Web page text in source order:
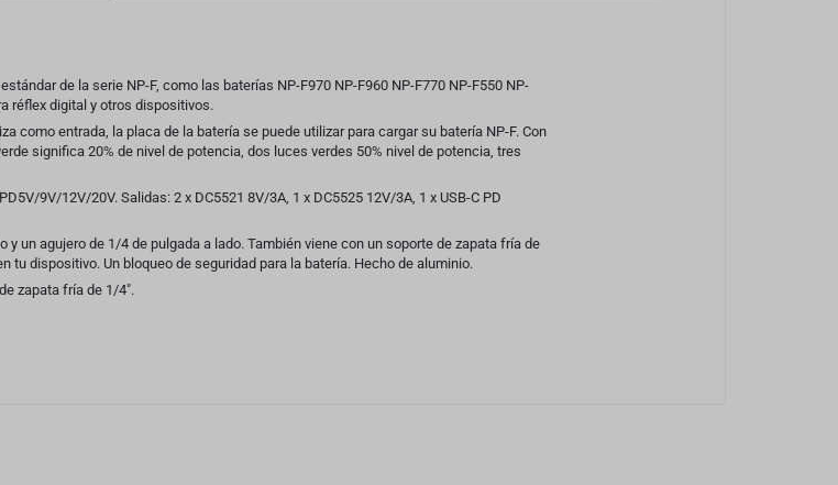
de la serie NP-F, como las baterías NP-F970 NP-F960 NP-F770 NP-F550 NP-
réflex digital y otros dispositivos.
como entrada, la placa de la batería se puede utilizar para cargar su batería NP-F. Con
significa 20% de nivel de potencia, dos luces verdes 50% nivel de potencia, tres
9V/12V/20V. Salidas: 2 x DC5521 8V/3A, 1 x DC5525 12V/3A, 1 x USB-C PD
un agujero de 1/4 de pulgada a lado. También viene con un soporte de zapata fría de
tu dispositivo. Un bloqueo de seguridad para la batería. Hecho de aluminio.
zapata fría de 1/4″.